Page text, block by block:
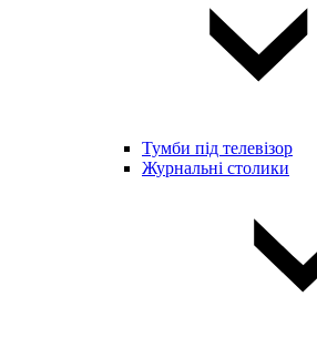
Тумби під телевізор
Журнальні столики